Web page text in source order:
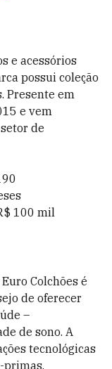
e acessórios
possui coleção
Presente em
e vem
de
100 mil
Colchões é
de oferecer
–
de sono. A
tecnológicas
primas,